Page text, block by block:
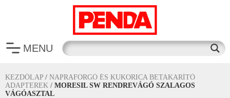
MENU
KEZDŐLAP / NAPRAFORGÓ ÉS KUKORICA BETAKARÍTÓ
ADAPTEREK / MORESIL SW RENDREVÁGÓ SZALAGOS
VÁGÓASZTAL